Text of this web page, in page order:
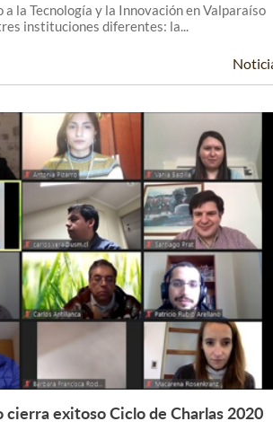
a la Tecnología y la Innovación en Valparaíso
instituciones diferentes: la...
cierra exitoso Ciclo de Charlas 2020